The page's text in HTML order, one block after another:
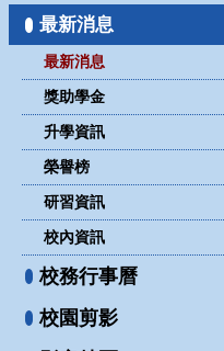
最新消息
最新消息
獎助學金
升學資訊
榮譽榜
研習資訊
校內資訊
校務行事曆
校園剪影